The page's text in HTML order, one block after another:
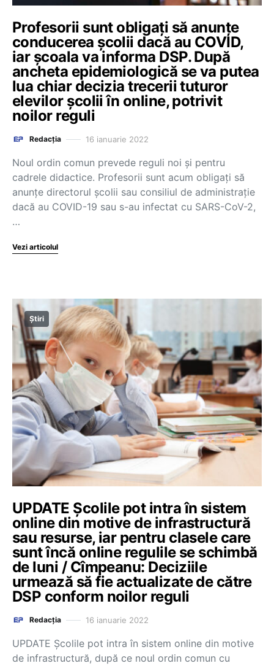
Profesorii sunt obligați să anunțe
conducerea școlii dacă au COVID,
iar școala va informa DSP. După
ancheta epidemiologică se va putea
lua chiar decizia trecerii tuturor
elevilor școlii în online, potrivit
noilor reguli
Redacția 16 ianuarie 2022
Noul ordin comun prevede reguli noi și pentru
cadrele didactice. Profesorii sunt acum obligați să
anunțe directorul școlii sau consiliul de administrație
dacă au COVID-19 sau s-au infectat cu SARS-CoV-2,
…
Vezi articolul
Știri
UPDATE Școlile pot intra în sistem
online din motive de infrastructură
sau resurse, iar pentru clasele care
sunt încă online regulile se schimbă
de luni / Cîmpeanu: Deciziile
urmează să fie actualizate de către
DSP conform noilor reguli
Redacția 16 ianuarie 2022
UPDATE Școlile pot intra în sistem online din motive
de infrastructură, după ce noul ordin comun cu